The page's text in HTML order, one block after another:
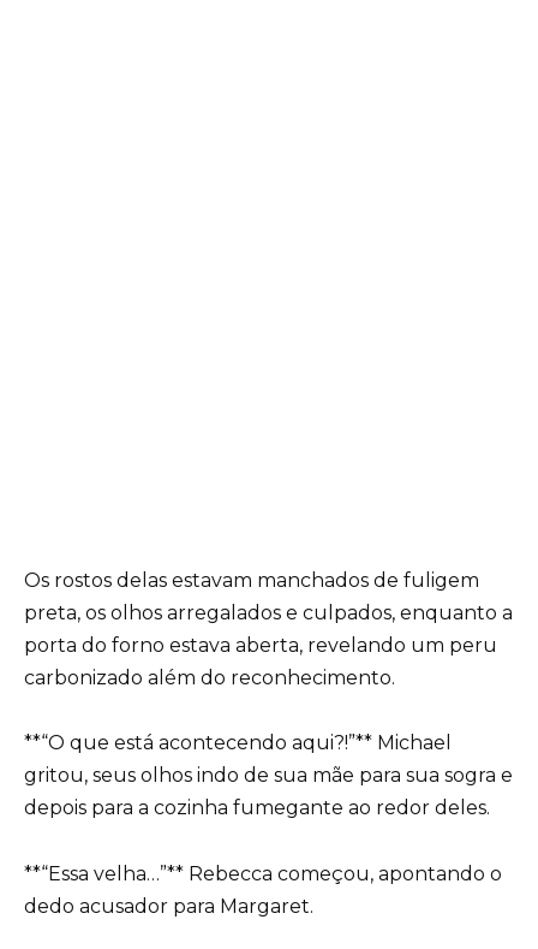
Os rostos delas estavam manchados de fuligem
preta, os olhos arregalados e culpados, enquanto a
porta do forno estava aberta, revelando um peru
carbonizado além do reconhecimento.
**“O que está acontecendo aqui?!”** Michael
gritou, seus olhos indo de sua mãe para sua sogra e
depois para a cozinha fumegante ao redor deles.
**“Essa velha…”** Rebecca começou, apontando o
dedo acusador para Margaret.